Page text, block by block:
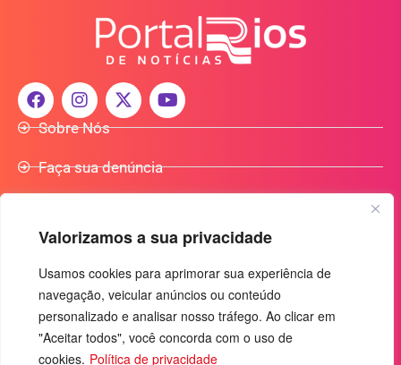
Valorizamos a sua privacidade
Usamos cookies para aprimorar sua experiência de
navegação, veicular anúncios ou conteúdo
personalizado e analisar nosso tráfego. Ao clicar em
"Aceitar todos", você concorda com o uso de
cookies. Política de privacidade
Sobre Nós
Faça sua denúncia
Anuncie Conosco
+55 (92) 3085-7464
comercialradio95.7fm@gmail.com
Av. Rio Madeira, 444 - Nossa Sra. das Graças